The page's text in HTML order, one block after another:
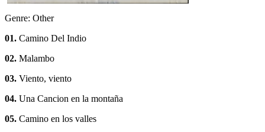
Genre: Other
01. Camino Del Indio
02. Malambo
03. Viento, viento
04. Una Cancion en la montaña
05. Camino en los valles